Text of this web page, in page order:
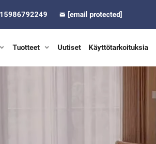
[email protected]
Tuotteet Uutiset Käyttötarkoituksia